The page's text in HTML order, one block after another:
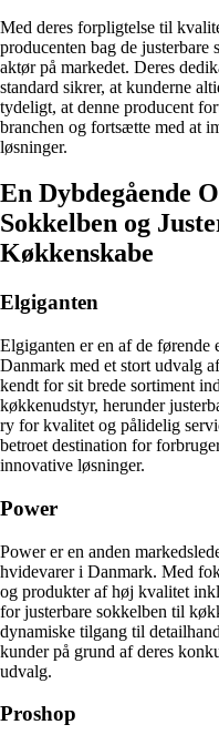
Med deres forpligtelse til
producenten bag de justerbare
aktør på markedet. Deres
standard sikrer, at kunderne
tydeligt, at denne producent
branchen og fortsætte med at
løsninger.
En Dybdegående
Sokkelben og
Køkkenskabe
Elgiganten
Elgiganten er en af de
Danmark med et stort udvalg
kendt for sit brede sortiment
køkkenudstyr, herunder
ry for kvalitet og pålidelig
betroet destination for
innovative løsninger.
Power
Power er en anden
hvidevarer i Danmark. Med
og produkter af høj kvalitet
for justerbare sokkelben til
dynamiske tilgang til
kunder på grund af deres
udvalg.
Proshop